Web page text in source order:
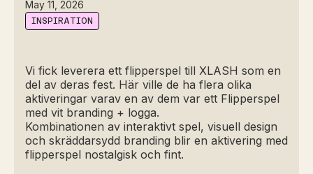
May 11, 2026
INSPIRATION
Vi fick leverera ett flipperspel till XLASH som en
del av deras fest. Här ville de ha flera olika
aktiveringar varav en av dem var ett Flipperspel
med vit branding + logga.
Kombinationen av interaktivt spel, visuell design
och skräddarsydd branding blir en aktivering med
flipperspel nostalgisk och fint.